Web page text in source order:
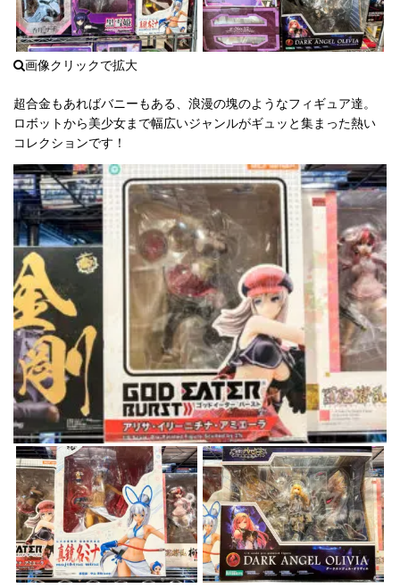
超合金もあればバニーもある、浪漫の塊のようなフィギュア達。
ロボットから美少女まで幅広いジャンルがギュッと集まった熱い
コレクションです！